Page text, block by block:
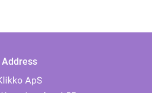
Address